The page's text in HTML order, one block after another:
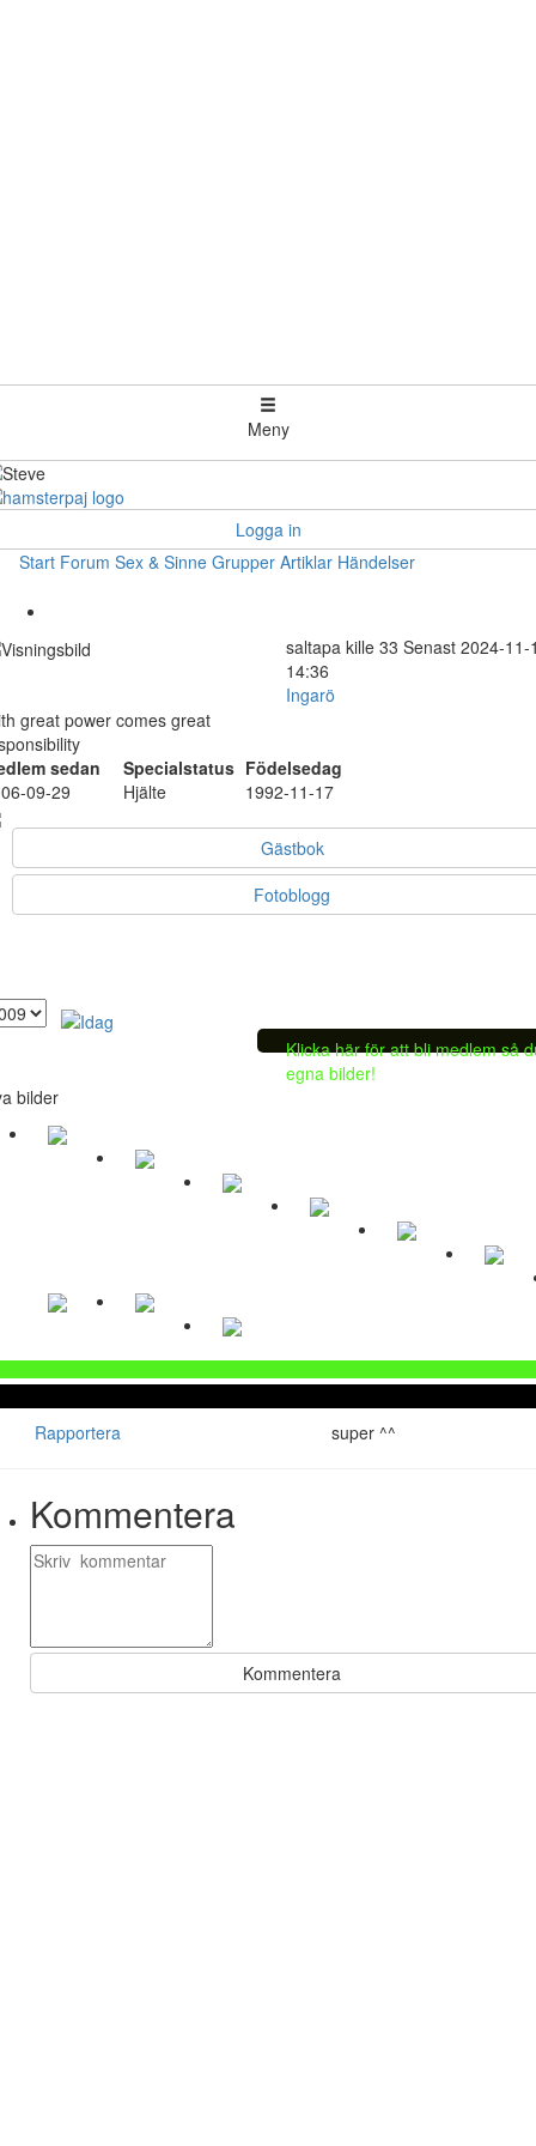
Meny
Logga in
Start Forum Sex & Sinne Grupper Artiklar Händelser
saltapa kille 33 Senast 2024-11-
14:36
Ingarö
great power comes great
sedan
Specialstatus Födelsedag
09-29
Hjälte 1992-11-17
Gästbok
Fotoblogg
Klicka här för att bli medlem så
egna bilder!
bilder
Rapportera super ^^
Kommentera
Kommentera